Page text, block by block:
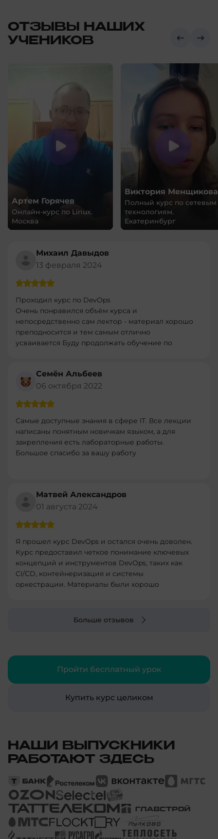
ОТЗЫВЫ НАШИХ
УЧЕНИКОВ
Артем Горячев
Онлайн-курс по Linux.
Москва
Виктория Менщикова
Полный курс по сетевым
технологиям.
Екатеринбург
Михаил Давыдов
13 февраля 2024
Проходил курс по DevOps
Очень понравился объём курса и
непосредственно сам лектор - материал хорошо
преподносится и тем самым отлично
усваивается Буду продолжать обучение по
Семён Альбеев
06 октября 2022
Самые доступные знания в сфере IT. Все лекции
написаны понятным новичкам языком, а для
закрепления есть лабораторные работы.
Большое спасибо за вашу работу
Матвей Александров
01 августа 2024
Я прошел курс DevOps и остался очень доволен.
Курс предоставил четкое понимание ключевых
концепций и инструментов DevOps, таких как
CI/CD, контейнеризация и системы
оркестрации. Материалы были хорошо
помогли закрепить теорию. Рекомендую этот
Больше отзывов
Пройти бесплатный урок
Купить курс целиком
НАШИ ВЫПУСКНИКИ
РАБОТАЮТ ЗДЕСЬ